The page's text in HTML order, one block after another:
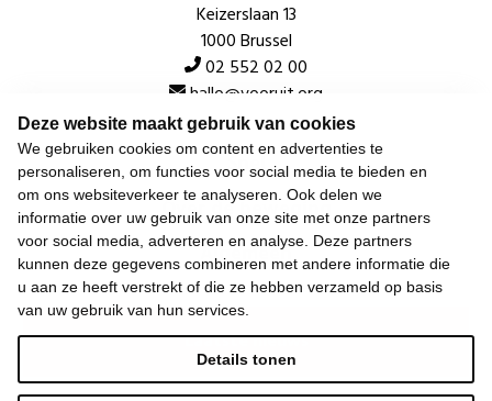
Deze website maakt gebruik van cookies
We gebruiken cookies om content en advertenties te
personaliseren, om functies voor social media te bieden en
om ons websiteverkeer te analyseren. Ook delen we
informatie over uw gebruik van onze site met onze partners
voor social media, adverteren en analyse. Deze partners
kunnen deze gegevens combineren met andere informatie die
u aan ze heeft verstrekt of die ze hebben verzameld op basis
van uw gebruik van hun services.
Details tonen
Keizerslaan 13
1000 Brussel
02 552 02 00
hallo@vooruit.org
Snel
Over de beweging
Algemeen
Laatste nieuws